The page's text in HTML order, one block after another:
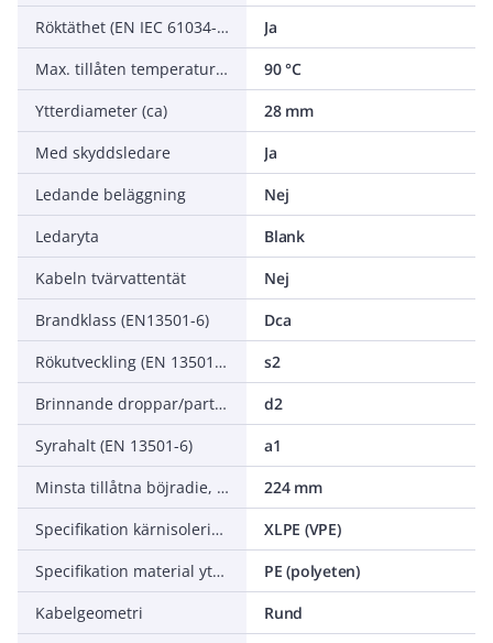
Röktäthet (EN IEC 61034-2)
Ja
Max. tillåten temperatur ledare
90 °C
Ytterdiameter (ca)
28 mm
Med skyddsledare
Ja
Ledande beläggning
Nej
Ledaryta
Blank
Kabeln tvärvattentät
Nej
Brandklass (EN13501-6)
Dca
Rökutveckling (EN 13501-6)
s2
Brinnande droppar/partiklar (EN 13501-6)
d2
Syrahalt (EN 13501-6)
a1
Minsta tillåtna böjradie, stationär tillämpning/permanent installation
224 mm
Specifikation kärnisolering
XLPE (VPE)
Specifikation material yttre mantel
PE (polyeten)
Kabelgeometri
Rund